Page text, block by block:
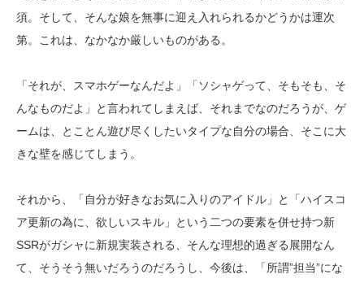
須。そして、そんな娘を無事に迎え入れられるかどうかは運次
第。これは、なかなか厳しいものがある。
「それが、スマホゲーなんだよ」「ソシャゲって、そもそも、そ
んなものだよ」と言われてしまえば、それまでなのだろうが、ゲ
ームは、とことん遊び尽くしたいタイプな自分の場合、そこに大
きな壁を感じてしまう。
それから、「自分が好きなお気に入りのアイドル」と「ハイスコ
ア更新の為に、欲しいスキル」という二つの要素を併せ持つ新
SSRがガシャに新規実装される、そんな理想的過ぎる展開なん
て、そうそう無いだろうのだろうし、今後は、「所謂”担当”にな